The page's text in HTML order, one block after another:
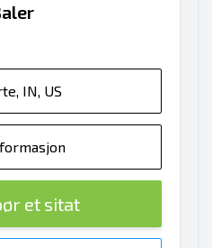
IN, US
et sitat